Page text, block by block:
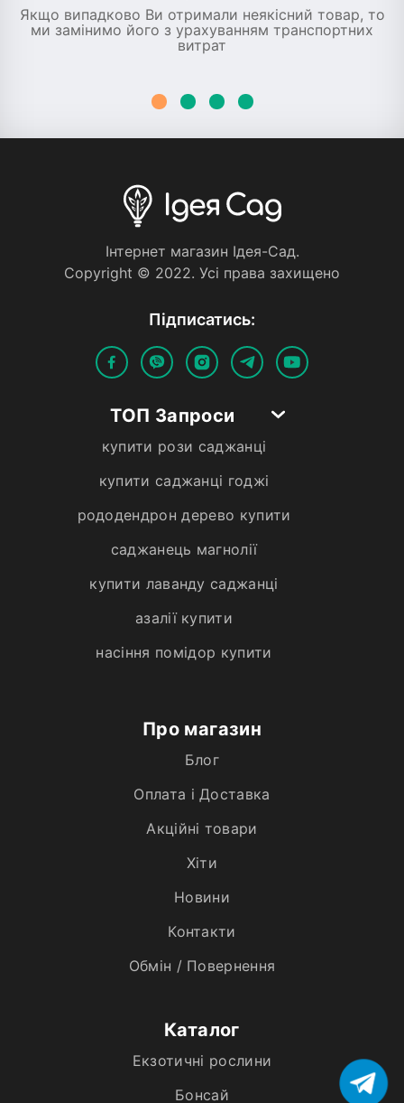
Якщо випадково Ви отримали неякісний товар, то
ми замінимо його з урахуванням транспортних
витрат
Iнтернет магазин Iдея-Сад.
Copyright © 2022. Усi права захищено
Пiдписатись:
ТОП Запроси
купити рози саджанці
купити саджанці годжі
рододендрон дерево купити
саджанець магнолії
купити лаванду саджанці
азалії купити
насіння помідор купити
Про магазин
Блог
Оплата і Доставка
Акційні товари
Хiти
Новини
Контакти
Обмін / Повернення
Каталог
Екзотичні рослини
Бонсай